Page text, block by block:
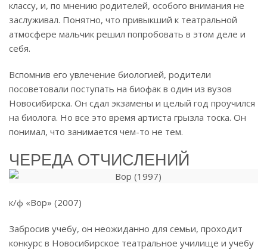
классу, и, по мнению родителей, особого внимания не
заслуживал. Понятно, что привыкший к театральной
атмосфере мальчик решил попробовать в этом деле и
себя.
Вспомнив его увлечение биологией, родители
посоветовали поступать на биофак в один из вузов
Новосибирска. Он сдал экзамены и целый год проучился
на биолога. Но все это время артиста грызла тоска. Он
понимал, что занимается чем-то не тем.
ЧЕРЕДА ОТЧИСЛЕНИЙ
к/ф «Вор» (2007)
Забросив учебу, он неожиданно для семьи, проходит
конкурс в Новосибирское театральное училище и учебу